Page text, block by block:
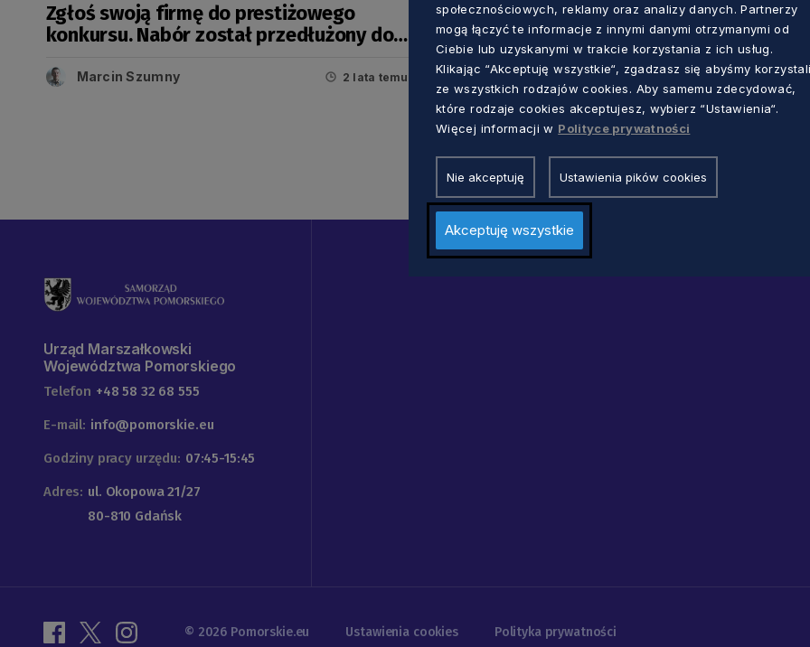
Zgłoś swoją firmę do prestiżowego
konkursu. Nabór został przedłużony do
Marcin Szumny 2 lata temu
Urząd Marszałkowski
Województwa Pomorskiego
Telefon +48 58 32 68 555
E-mail: info@pomorskie.eu
Godziny pracy urzędu: 07:45-15:45
Adres: ul. Okopowa 21/27
80-810 Gdańsk
© 2026 Pomorskie.eu Ustawienia cookies Polityka prywatności
społecznościowych, reklamy oraz analizy danych. Partnerzy
mogą łączyć te informacje z innymi danymi otrzymanymi od
Ciebie lub uzyskanymi w trakcie korzystania z ich usług.
Klikając “Akceptuję wszystkie“, zgadzasz się abyśmy
ze wszystkich rodzajów cookies. Aby samemu zdecydować,
które rodzaje cookies akceptujesz, wybierz “Ustawienia“.
Więcej informacji w Polityce prywatności
Nie akceptuję Ustawienia pików cookies
Akceptuję wszystkie